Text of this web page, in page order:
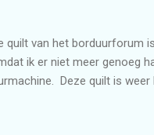
quilt van het borduurforum
ik er niet meer genoeg
Deze quilt is